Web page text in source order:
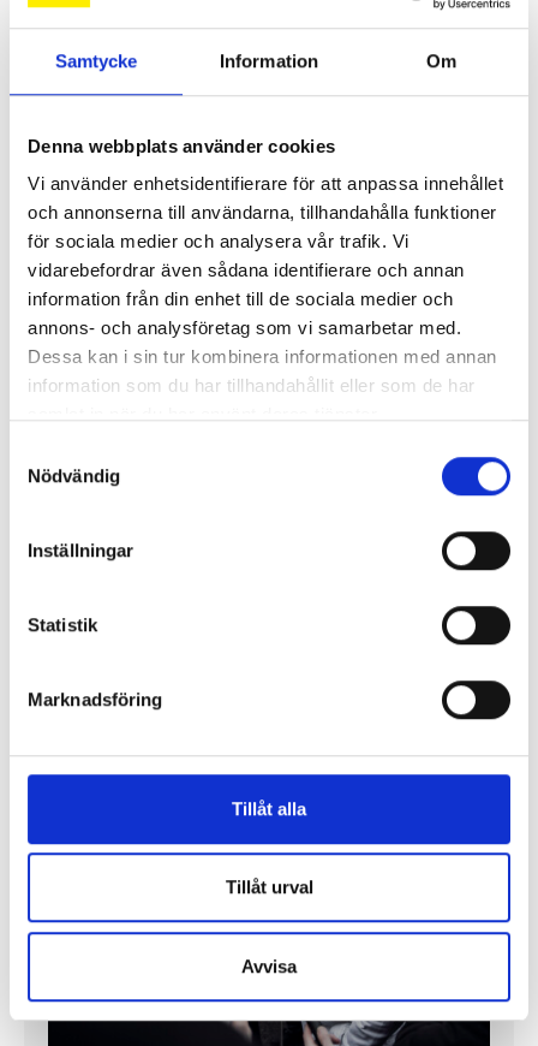
Samtycke Information Om
Denna webbplats använder cookies
Vi använder enhetsidentifierare för att anpassa innehållet
och annonserna till användarna, tillhandahålla funktioner
för sociala medier och analysera vår trafik. Vi
vidarebefordrar även sådana identifierare och annan
information från din enhet till de sociala medier och
annons- och analysföretag som vi samarbetar med.
Dessa kan i sin tur kombinera informationen med annan
information som du har tillhandahållit eller som de har
Nödvändig
Inställningar
Statistik
Marknadsföring
Tillåt alla
Tillåt urval
Avvisa
Så mycket tjänar 260 mediechefer
Enorma skillnader mellan
Så mycket tjänar dagspresscheferna